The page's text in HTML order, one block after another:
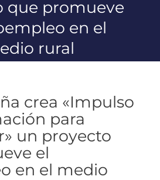
que promueve
en el
rural
crea «Impulso
para
un proyecto
el
en el medio